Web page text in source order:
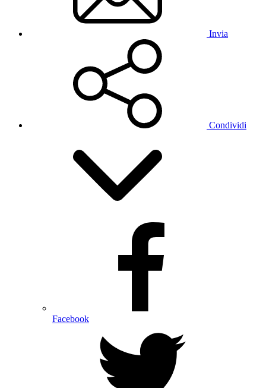
Invia
Condividi
Facebook